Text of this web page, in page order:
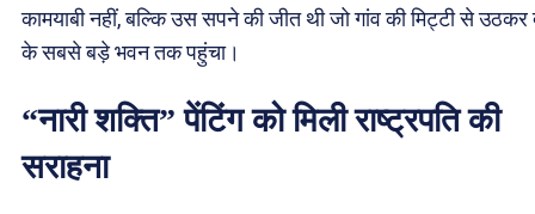
कामयाबी नहीं, बल्कि उस सपने की जीत थी जो गांव की मिट्टी से
के सबसे बड़े भवन तक पहुंचा।
“नारी शक्ति” पेंटिंग को मिली राष्ट्रपति की
सराहना